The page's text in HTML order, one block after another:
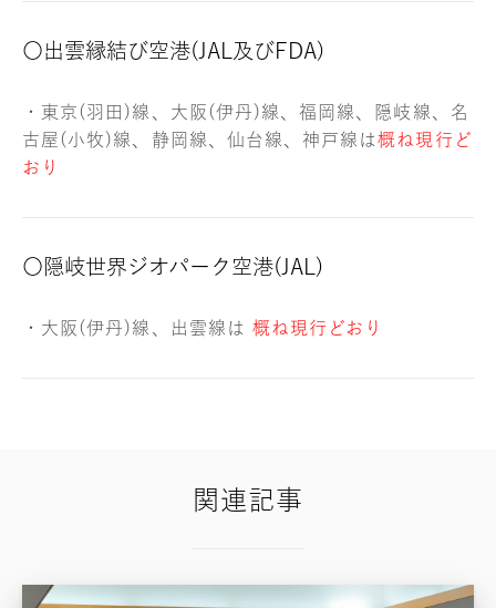
〇出雲縁結び空港(JAL及びFDA)
・東京(羽田)線、大阪(伊丹)線、福岡線、隠岐線、名
古屋(小牧)線、静岡線、仙台線、神戸線は概ね現行ど
おり
〇隠岐世界ジオパーク空港(JAL)
・大阪(伊丹)線、出雲線は 概ね現行どおり
関連記事